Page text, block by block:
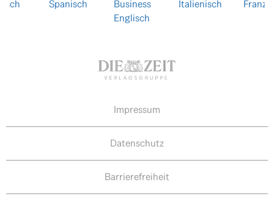
Spanisch
Business
Englisch
Italienisch
Impressum
Datenschutz
Barrierefreiheit